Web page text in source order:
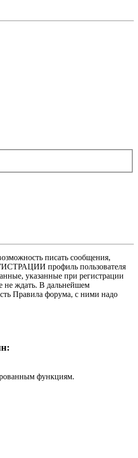
писать сообщения,
профиль пользователя
указанные при регистрации
не ждать. В дальнейшем
Правила форума, с ними надо
функциям.